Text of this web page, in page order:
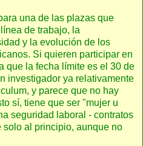
una de las plazas que
de trabajo, la
y la evolución de los
Si quieren participar en
que la fecha límite es el 30 de
investigador ya relativamente
y parece que no hay
sí, tiene que ser "mujer u
seguridad laboral - contratos
al principio, aunque no